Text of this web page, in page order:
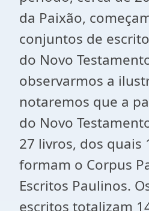
da Paixão,
conjuntos de
do Novo
observarmos a
notaremos que a
do Novo
27 livros, dos quais
formam o Corpus
Escritos Paulinos.
escritos totalizam